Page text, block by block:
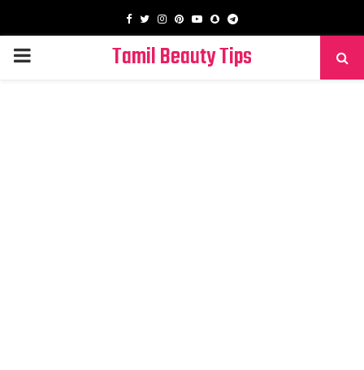
Facebook
TwitterInstagram
PinterestYoutube
SnapchatTelegram
PRIMARY
Tamil Beauty Tips